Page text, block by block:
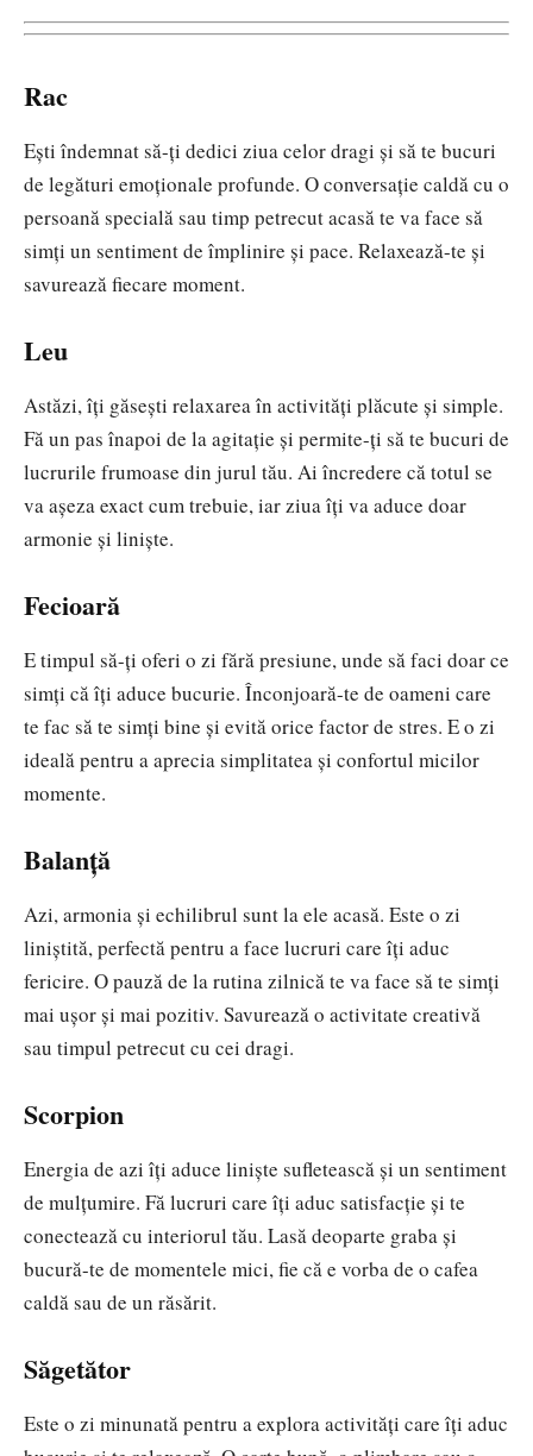
Rac
Ești îndemnat să-ți dedici ziua celor dragi și să te bucuri
de legături emoționale profunde. O conversație caldă cu o
persoană specială sau timp petrecut acasă te va face să
simți un sentiment de împlinire și pace. Relaxează-te și
savurează fiecare moment.
Leu
Astăzi, îți găsești relaxarea în activități plăcute și simple.
Fă un pas înapoi de la agitație și permite-ți să te bucuri de
lucrurile frumoase din jurul tău. Ai încredere că totul se
va așeza exact cum trebuie, iar ziua îți va aduce doar
armonie și liniște.
Fecioară
E timpul să-ți oferi o zi fără presiune, unde să faci doar ce
simți că îți aduce bucurie. Înconjoară-te de oameni care
te fac să te simți bine și evită orice factor de stres. E o zi
ideală pentru a aprecia simplitatea și confortul micilor
momente.
Balanță
Azi, armonia și echilibrul sunt la ele acasă. Este o zi
liniștită, perfectă pentru a face lucruri care îți aduc
fericire. O pauză de la rutina zilnică te va face să te simți
mai ușor și mai pozitiv. Savurează o activitate creativă
sau timpul petrecut cu cei dragi.
Scorpion
Energia de azi îți aduce liniște sufletească și un sentiment
de mulțumire. Fă lucruri care îți aduc satisfacție și te
conectează cu interiorul tău. Lasă deoparte graba și
bucură-te de momentele mici, fie că e vorba de o cafea
caldă sau de un răsărit.
Săgetător
Este o zi minunată pentru a explora activități care îți aduc